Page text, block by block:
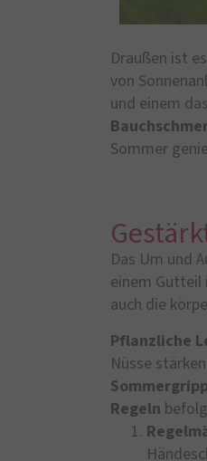
Draußen ist
von
und einem
Sommer
Das Um und
einem Gutteil
auch die
Pflanzliche
Nüsse
Regeln